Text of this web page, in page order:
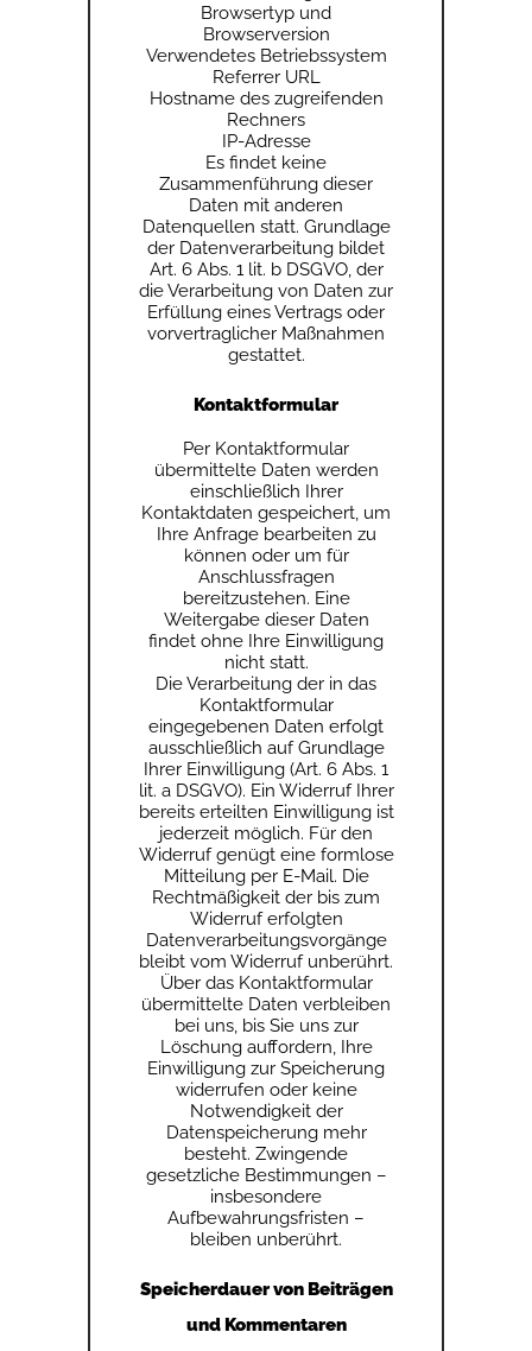
Browsertyp und
Browserversion
Verwendetes Betriebssystem
Referrer URL
Hostname des zugreifenden
Rechners
IP-Adresse
Es findet keine
Zusammenführung dieser
Daten mit anderen
Datenquellen statt. Grundlage
der Datenverarbeitung bildet
Art. 6 Abs. 1 lit. b DSGVO, der
die Verarbeitung von Daten zur
Erfüllung eines Vertrags oder
vorvertraglicher Maßnahmen
gestattet.
Kontaktformular
Per Kontaktformular
übermittelte Daten werden
einschließlich Ihrer
Kontaktdaten gespeichert, um
Ihre Anfrage bearbeiten zu
können oder um für
Anschlussfragen
bereitzustehen. Eine
Weitergabe dieser Daten
findet ohne Ihre Einwilligung
nicht statt.
Die Verarbeitung der in das
Kontaktformular
eingegebenen Daten erfolgt
ausschließlich auf Grundlage
Ihrer Einwilligung (Art. 6 Abs. 1
lit. a DSGVO). Ein Widerruf Ihrer
bereits erteilten Einwilligung ist
jederzeit möglich. Für den
Widerruf genügt eine formlose
Mitteilung per E-Mail. Die
Rechtmäßigkeit der bis zum
Widerruf erfolgten
Datenverarbeitungsvorgänge
bleibt vom Widerruf unberührt.
Über das Kontaktformular
übermittelte Daten verbleiben
bei uns, bis Sie uns zur
Löschung auffordern, Ihre
Einwilligung zur Speicherung
widerrufen oder keine
Notwendigkeit der
Datenspeicherung mehr
besteht. Zwingende
gesetzliche Bestimmungen –
insbesondere
Aufbewahrungsfristen –
bleiben unberührt.
Speicherdauer von Beiträgen
und Kommentaren